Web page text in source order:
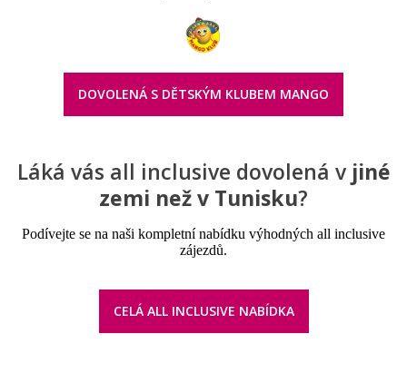
DOVOLENÁ S DĚTSKÝM KLUBEM MANGO
Láká vás all inclusive dovolená vjiné
zemi než v Tunisku?
Podívejte se na naši kompletní nabídku výhodných all inclusive
zájezdů.
CELÁ ALL INCLUSIVE NABÍDKA